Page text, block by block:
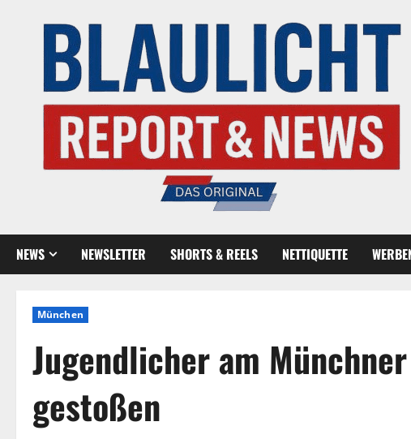
NEWS NEWSLETTER SHORTS & REELS NETTIQUETTE
München
Jugendlicher am
gestoßen